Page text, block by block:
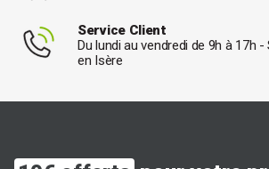
Service Client
Du lundi au vendredi de 9h à 17h
en Isère